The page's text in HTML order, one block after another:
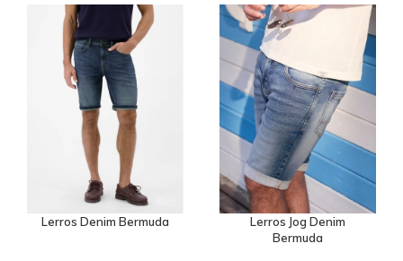
Lerros Denim Bermuda
Lerros Jog Denim
Bermuda